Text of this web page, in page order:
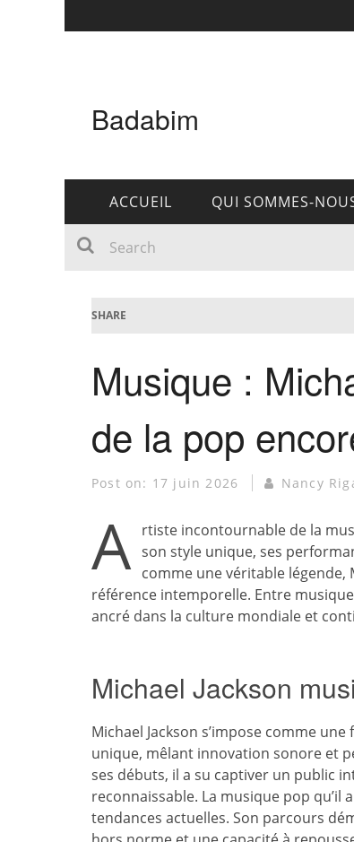
Badabim
ACCUEIL QUI SOMMES-
SHARE
Musique :
de la pop
Post on: 17 juin 2026 Nancy
A rtiste incontournable de la
son style unique, ses
comme une véritable légende,
référence intemporelle. Entre
ancré dans la culture mondiale et
Michael Jackson
Michael Jackson s’impose comme
unique, mêlant innovation sonore et
ses débuts, il a su captiver un public
reconnaissable. La musique pop qu’il
tendances actuelles. Son parcours